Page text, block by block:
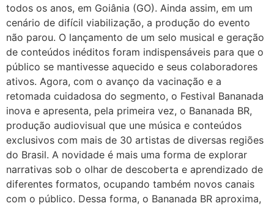
todos os anos, em Goiânia (GO). Ainda assim, em um
cenário de difícil viabilização, a produção do evento
não parou. O lançamento de um selo musical e geração
de conteúdos inéditos foram indispensáveis para que o
público se mantivesse aquecido e seus colaboradores
ativos. Agora, com o avanço da vacinação e a
retomada cuidadosa do segmento, o Festival Bananada
inova e apresenta, pela primeira vez, o Bananada BR,
produção audiovisual que une música e conteúdos
exclusivos com mais de 30 artistas de diversas regiões
do Brasil. A novidade é mais uma forma de explorar
narrativas sob o olhar de descoberta e aprendizado de
diferentes formatos, ocupando também novos canais
com o público. Dessa forma, o Bananada BR aproxima,